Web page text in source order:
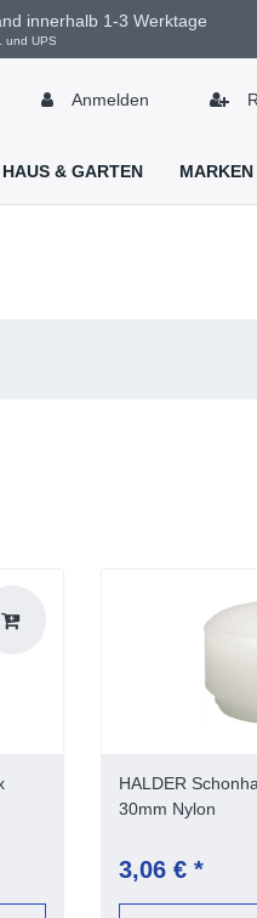
innerhalb 1-3 Werktage
und UPS
Anmelden
HAUS & GARTEN MARKEN
HALDER
30mm Nylon
3,06 € *